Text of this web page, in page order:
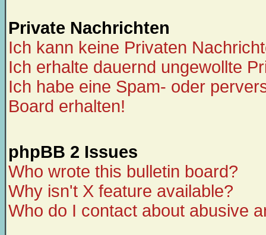
Private Nachrichten
Ich kann keine Privaten
Ich erhalte dauernd ungewollte
Ich habe eine Spam- oder
Board erhalten!
phpBB 2 Issues
Who wrote this bulletin board?
Why isn't X feature available?
Who do I contact about abusive